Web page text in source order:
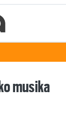
musika